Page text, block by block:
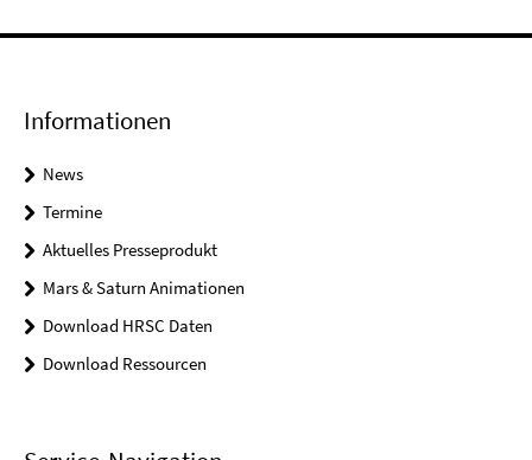
Informationen
News
Termine
Aktuelles Presseprodukt
Mars & Saturn Animationen
Download HRSC Daten
Download Ressourcen